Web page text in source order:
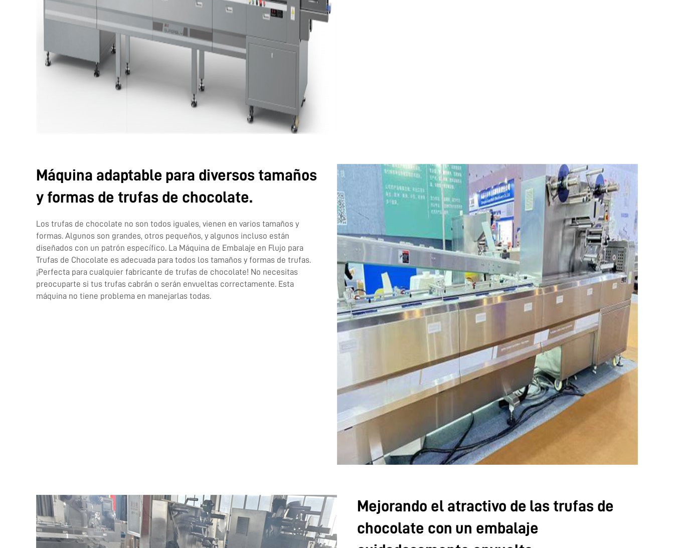
Máquina adaptable para diversos tamaños
y formas de trufas de chocolate.
Los trufas de chocolate no son todos iguales, vienen en varios tamaños y
formas. Algunos son grandes, otros pequeños, y algunos incluso están
diseñados con un patrón específico. La Máquina de Embalaje en Flujo para
Trufas de Chocolate es adecuada para todos los tamaños y formas de trufas.
¡Perfecta para cualquier fabricante de trufas de chocolate! No necesitas
preocuparte si tus trufas cabrán o serán envueltas correctamente. Esta
máquina no tiene problema en manejarlas todas.
Mejorando el atractivo de las trufas de
chocolate con un embalaje